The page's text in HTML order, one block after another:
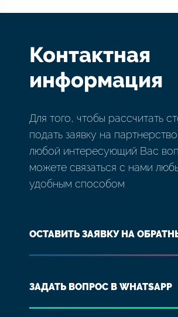
Контактная
информация
Для того, чтобы рассчитать
подать заявку на
любой интересующий Вас
можете связаться с нами
удобным способом
ОСТАВИТЬ ЗАЯВКУ НА
ЗАДАТЬ ВОПРОС В WHATSAPP